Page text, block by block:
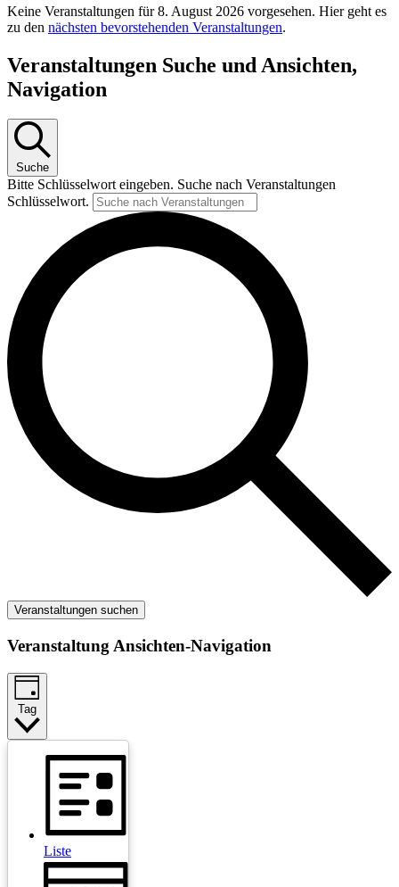
Keine Veranstaltungen für 8. August 2026 vorgesehen. Hier geht es
zu den nächsten bevorstehenden Veranstaltungen.
Veranstaltungen Suche und Ansichten,
Navigation
Suche
Bitte Schlüsselwort eingeben. Suche nach Veranstaltungen
Schlüsselwort.
Veranstaltungen suchen
Veranstaltung Ansichten-Navigation
Tag
Liste